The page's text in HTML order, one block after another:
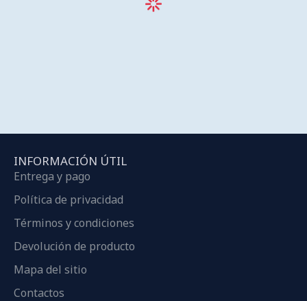
INFORMACIÓN ÚTIL
Entrega y pago
Política de privacidad
Términos y condiciones
Devolución de producto
Mapa del sitio
Contactos